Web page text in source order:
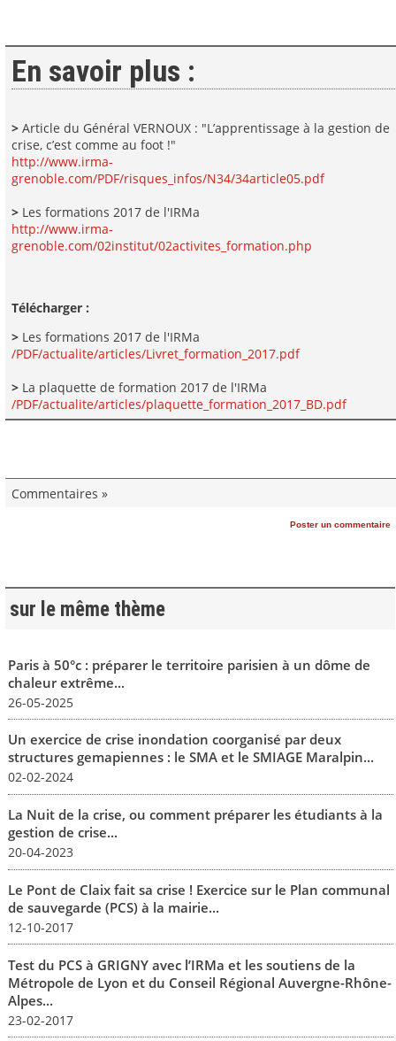
En savoir plus :
>Article du Général VERNOUX : "L’apprentissage à la gestion de
crise, c’est comme au foot !"
http://www.irma-
grenoble.com/PDF/risques_infos/N34/34article05.pdf
>Les formations 2017 de l'IRMa
http://www.irma-
grenoble.com/02institut/02activites_formation.php
Télécharger :
>Les formations 2017 de l'IRMa
/PDF/actualite/articles/Livret_formation_2017.pdf
>La plaquette de formation 2017 de l'IRMa
/PDF/actualite/articles/plaquette_formation_2017_BD.pdf
Commentaires »
Poster un commentaire
sur le même thème
Paris à 50°c : préparer le territoire parisien à un dôme de
chaleur extrême...
26-05-2025
Un exercice de crise inondation coorganisé par deux
structures gemapiennes : le SMA et le SMIAGE Maralpin...
02-02-2024
La Nuit de la crise, ou comment préparer les étudiants à la
gestion de crise...
20-04-2023
Le Pont de Claix fait sa crise ! Exercice sur le Plan communal
de sauvegarde (PCS) à la mairie...
12-10-2017
Test du PCS à GRIGNY avec l’IRMa et les soutiens de la
Métropole de Lyon et du Conseil Régional Auvergne-Rhône-
Alpes...
23-02-2017